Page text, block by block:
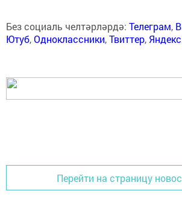
Без социаль челтәрләрдә: Телеграм,
Ютуб,Одноклассники,Твиттер,
Перейти на страницу